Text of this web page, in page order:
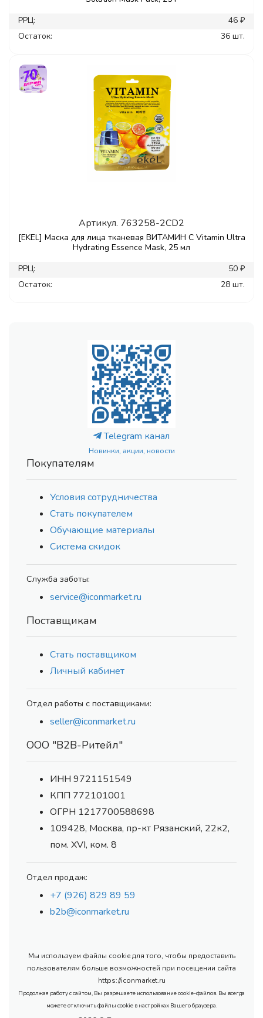
РРЦ:
46 ₽
Остаток:
36 шт.
Артикул. 763258-2CD2
[EKEL] Маска для лица тканевая ВИТАМИН С Vitamin Ultra
Hydrating Essence Mask, 25 мл
РРЦ:
50 ₽
Остаток:
28 шт.
Telegram канал
Новинки, акции, новости
Покупателям
Условия сотрудничества
Стать покупателем
Обучающие материалы
Система скидок
Служба заботы:
service@iconmarket.ru
Поставщикам
Стать поставщиком
Личный кабинет
Отдел работы с поставщиками:
seller@iconmarket.ru
ООО "В2В-Ритейл"
ИНН 9721151549
КПП 772101001
ОГРН 1217700588698
109428, Москва, пр-кт Рязанский, 22к2,
пом. XVI, ком. 8
Отдел продаж:
+7 (926) 829 89 59
b2b@iconmarket.ru
Мы используем файлы cookie для того, чтобы предоставить
пользователям больше возможностей при посещении сайта
https://iconmarket.ru
Продолжая работу с сайтом, Вы разрешаете использование cookie-файлов. Вы всегда
можете отключить файлы cookie в настройках Вашего браузера.